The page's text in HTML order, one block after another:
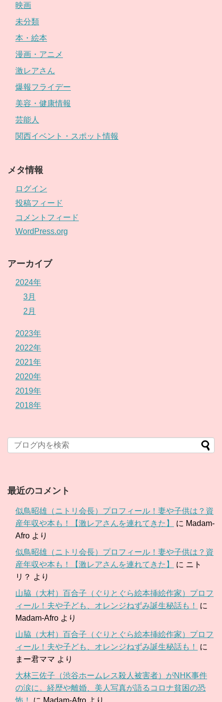
映画
未分類
本・絵本
漫画・アニメ
激レアさん
爆報フライデー
美容・健康情報
芸能人
関西イベント・スポット情報
メタ情報
ログイン
投稿フィード
コメントフィード
WordPress.org
アーカイブ
2024年
3月
2月
2023年
2022年
2021年
2020年
2019年
2018年
最近のコメント
似鳥昭雄（ニトリ会長）プロフィール！妻や子供は？資
産年収や本も！【激レアさんを連れてきた】
に Madam-
Afro より
似鳥昭雄（ニトリ会長）プロフィール！妻や子供は？資
産年収や本も！【激レアさんを連れてきた】
に ニト
リ？ より
山脇（大村）百合子（ぐりとぐら絵本挿絵作家）プロフ
ィール！夫や子ども、オレンジねずみ誕生秘話も！
に
Madam-Afro より
山脇（大村）百合子（ぐりとぐら絵本挿絵作家）プロフ
ィール！夫や子ども、オレンジねずみ誕生秘話も！
に
まー君ママ より
大林三佐子（渋谷ホームレス殺人被害者）がNHK事件
の涙に。経歴や離婚、美人写真が語るコロナ貧困の恐
怖！
に Madam-Afro より